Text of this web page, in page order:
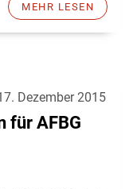
MEHR LESEN
Dezember 2015
für AFBG